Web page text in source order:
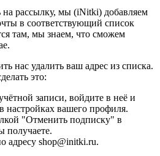
рассылку, мы (iNitki) добавляем
в соответствующий список
там, мы знаем, что сможем
нас удалить ваш адрес из списка.
это:
записи, войдите в неё и
настройках вашего профиля.
"Отменить подписку" в
получаете.
адресу shop@initki.ru.